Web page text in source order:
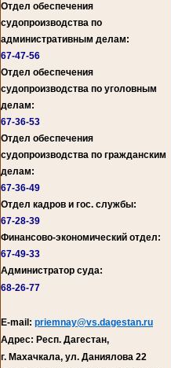
Отдел обеспечения
судопроизводства по
административным делам:
67-47-56
Отдел обеспечения
судопроизводства по уголовным
делам:
67-36-53
Отдел обеспечения
судопроизводства по гражданским
делам:
67-36-49
Отдел кадров и гос. службы:
67-28-39
Финансово-экономический отдел:
67-49-33
Администратор суда:
68-26-77
E-mail: priemnay@vs.dagestan.ru
Адрес: Респ. Дагестан,
г. Махачкала, ул. Даниялова 22